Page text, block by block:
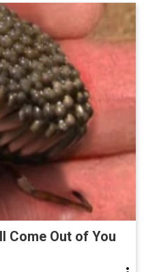
Come Out of You